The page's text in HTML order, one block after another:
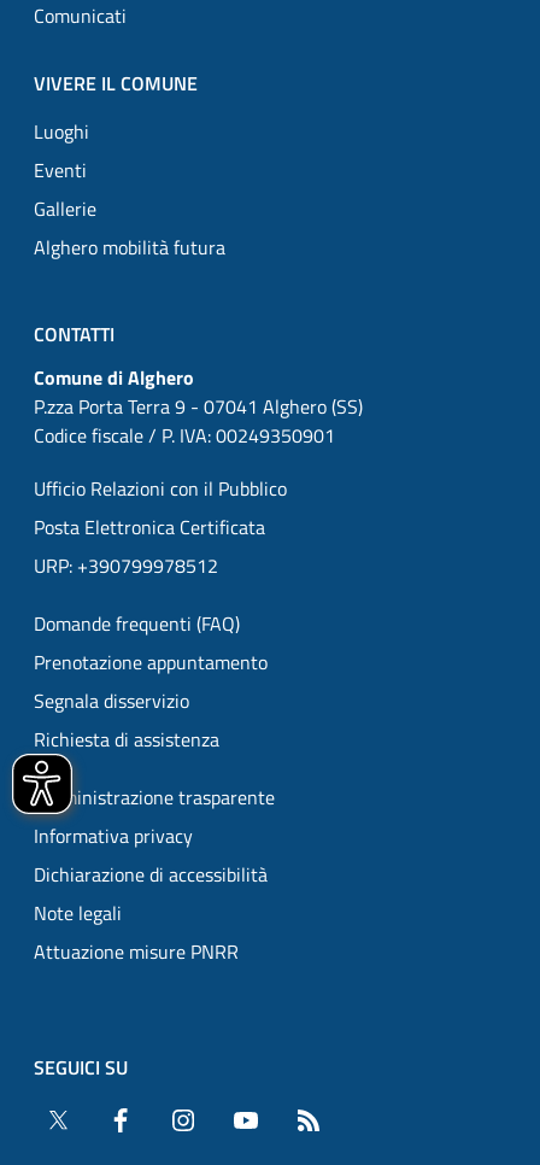
Comunicati
VIVERE IL COMUNE
Luoghi
Eventi
Gallerie
Alghero mobilità futura
CONTATTI
Comune di Alghero
P.zza Porta Terra 9 - 07041 Alghero (SS)
Codice fiscale / P. IVA: 00249350901
Ufficio Relazioni con il Pubblico
Posta Elettronica Certificata
URP: +390799978512
Domande frequenti (FAQ)
Prenotazione appuntamento
Segnala disservizio
Richiesta di assistenza
Amministrazione trasparente
Informativa privacy
Dichiarazione di accessibilità
Note legali
Attuazione misure PNRR
SEGUICI SU
Twitter
Facebook Instagram YouTube